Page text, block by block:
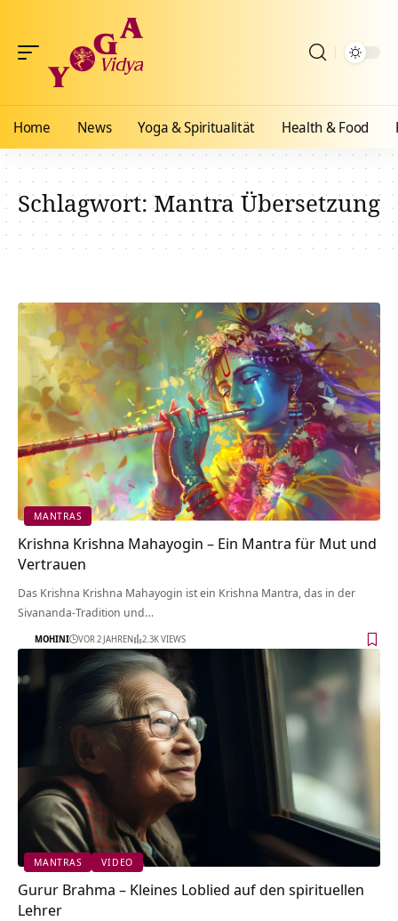
Home News Yoga & Spiritualität Health & Food
Schlagwort:Mantra Übersetzung
MANTRAS
Krishna Krishna Mahayogin – Ein Mantra für Mut und
Vertrauen
Das Krishna Krishna Mahayogin ist ein Krishna Mantra, das in der
Sivananda-Tradition und…
MOHINI VOR 2 JAHREN 2.3K VIEWS
MANTRAS VIDEO
Gurur Brahma – Kleines Loblied auf den spirituellen
Lehrer